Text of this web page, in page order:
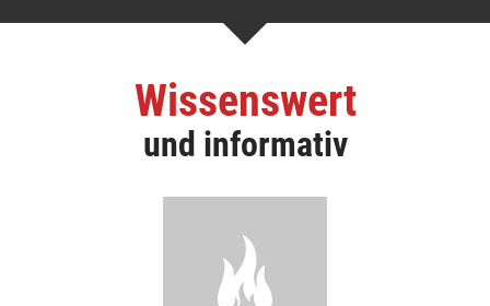
Wissenswert
und informativ